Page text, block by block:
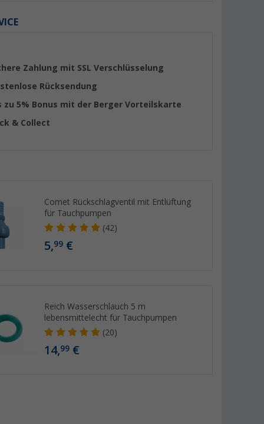
Zahlung mit SSL Verschlüsselung
Rücksendung
zu 5% Bonus mit der Berger Vorteilskarte
& Collect
Comet Rückschlagventil mit Entlüftung
für Tauchpumpen
(42)
5,99 €
Reich Wasserschlauch 5 m
lebensmittelecht für Tauchpumpen
(20)
14,99 €